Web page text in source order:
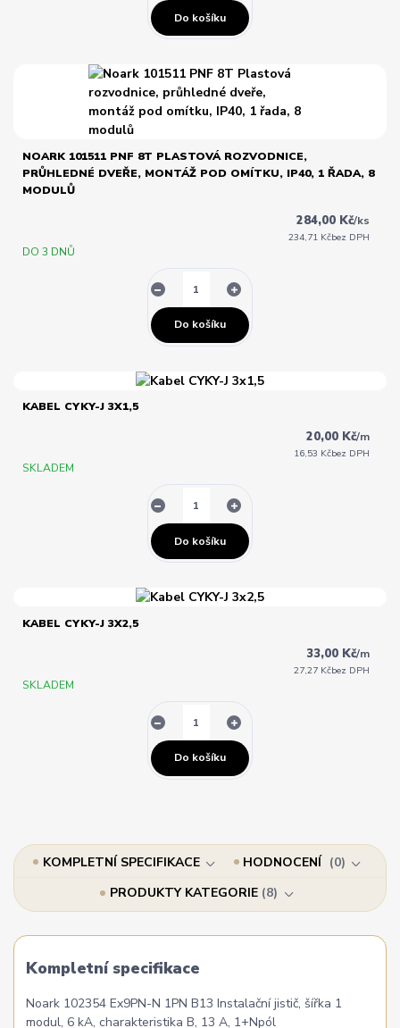
Do košíku
NOARK 101511 PNF 8T PLASTOVÁ ROZVODNICE,
PRŮHLEDNÉ DVEŘE, MONTÁŽ POD OMÍTKU, IP40, 1 ŘADA, 8
MODULŮ
284,00 Kč/ks
234,71 Kčbez DPH
DO 3 DNŮ
Do košíku
KABEL CYKY-J 3X1,5
20,00 Kč/m
16,53 Kčbez DPH
SKLADEM
Do košíku
KABEL CYKY-J 3X2,5
33,00 Kč/m
27,27 Kčbez DPH
SKLADEM
Do košíku
KOMPLETNÍ SPECIFIKACE HODNOCENÍ
0
PRODUKTY KATEGORIE 8
Kompletní specifikace
Noark 102354 Ex9PN-N 1PN B13 Instalační jistič, šířka 1
modul, 6 kA, charakteristika B, 13 A, 1+Npól